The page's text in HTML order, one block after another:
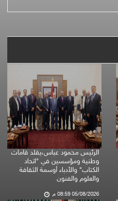
الرئيس محمود عباس،يقلد قامات
وطنية ومؤسسين في "اتحاد
الكتاب" والأدباء أوسمة الثقافة
والعلوم والفنون
05/08/2026 08:59 م